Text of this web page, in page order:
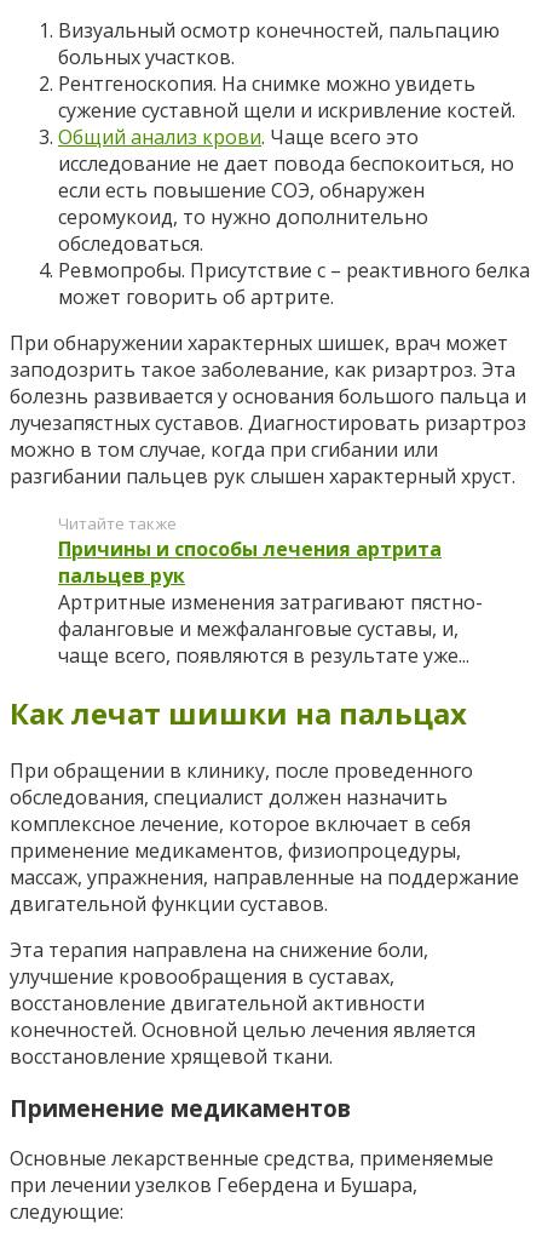
Визуальный осмотр конечностей, пальпацию
больных участков.
Рентгеноскопия. На снимке можно увидеть
сужение суставной щели и искривление костей.
Общий анализ крови. Чаще всего это
исследование не дает повода беспокоиться, но
если есть повышение СОЭ, обнаружен
серомукоид, то нужно дополнительно
обследоваться.
Ревмопробы. Присутствие с – реактивного белка
может говорить об артрите.
При обнаружении характерных шишек, врач может
заподозрить такое заболевание, как ризартроз. Эта
болезнь развивается у основания большого пальца и
лучезапястных суставов. Диагностировать ризартроз
можно в том случае, когда при сгибании или
разгибании пальцев рук слышен характерный хруст.
Читайте также
Причины и способы лечения артрита
пальцев рук
Артритные изменения затрагивают пястно-
фаланговые и межфаланговые суставы, и,
чаще всего, появляются в результате уже...
Как лечат шишки на пальцах
При обращении в клинику, после проведенного
обследования, специалист должен назначить
комплексное лечение, которое включает в себя
применение медикаментов, физиопроцедуры,
массаж, упражнения, направленные на поддержание
двигательной функции суставов.
Эта терапия направлена на снижение боли,
улучшение кровообращения в суставах,
восстановление двигательной активности
конечностей. Основной целью лечения является
восстановление хрящевой ткани.
Применение медикаментов
Основные лекарственные средства, применяемые
при лечении узелков Гебердена и Бушара,
следующие: